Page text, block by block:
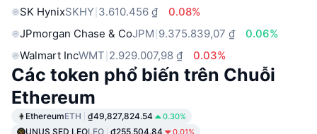
SK HynixSKHY 3.610.456 ₫
0.08%
JPmorgan Chase & CoJPM 9.375.839,07 ₫
0.06%
Walmart IncWMT 2.929.007,98 ₫ 0.03%
Các token phổ biến trên Chuỗi
Ethereum
EthereumETH ₫49,827,824.54 0.30%
UNUS SED LEOLEO ₫255,504.84 0.01%